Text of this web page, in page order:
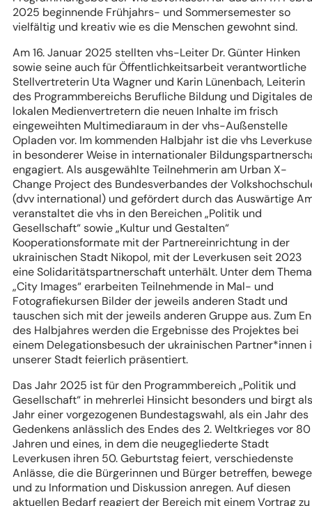
2025 beginnende Frühjahrs- und Sommersemester so
vielfältig und kreativ wie es die Menschen gewohnt sind.
Am 16. Januar 2025 stellten vhs-Leiter Dr. Günter Hinken
sowie seine auch für Öffentlichkeitsarbeit verantwortliche
Stellvertreterin Uta Wagner und Karin Lünenbach, Leiterin
des Programmbereichs Berufliche Bildung und Digitales
lokalen Medienvertretern die neuen Inhalte im frisch
eingeweihten Multimediaraum in der vhs-Außenstelle
Opladen vor. Im kommenden Halbjahr ist die vhs
in besonderer Weise in internationaler
engagiert. Als ausgewählte Teilnehmerin am Urban X-
Change Project des Bundesverbandes der
(dvv international) und gefördert durch das Auswärtige
veranstaltet die vhs in den Bereichen „Politik und
Gesellschaft“ sowie „Kultur und Gestalten“
Kooperationsformate mit der Partnereinrichtung in der
ukrainischen Stadt Nikopol, mit der Leverkusen seit 2023
eine Solidaritätspartnerschaft unterhält. Unter dem Thema
„City Images“ erarbeiten Teilnehmende in Mal- und
Fotografiekursen Bilder der jeweils anderen Stadt und
tauschen sich mit der jeweils anderen Gruppe aus. Zum
des Halbjahres werden die Ergebnisse des Projektes bei
einem Delegationsbesuch der ukrainischen Partner*innen
unserer Stadt feierlich präsentiert.
Das Jahr 2025 ist für den Programmbereich „Politik und
Gesellschaft“ in mehrerlei Hinsicht besonders und birgt als
Jahr einer vorgezogenen Bundestagswahl, als ein Jahr des
Gedenkens anlässlich des Endes des 2. Weltkrieges vor 80
Jahren und eines, in dem die neugegliederte Stadt
Leverkusen ihren 50. Geburtstag feiert, verschiedenste
Anlässe, die die Bürgerinnen und Bürger betreffen,
und zu Information und Diskussion anregen. Auf diesen
aktuellen Bedarf reagiert der Bereich mit einem Vortrag zu